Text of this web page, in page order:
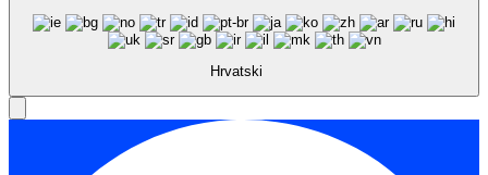
Hrvatski